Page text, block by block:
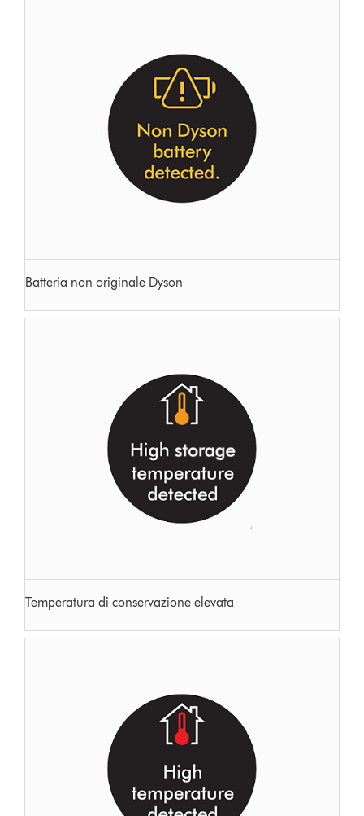
Batteria non originale Dyson
Temperatura di conservazione elevata